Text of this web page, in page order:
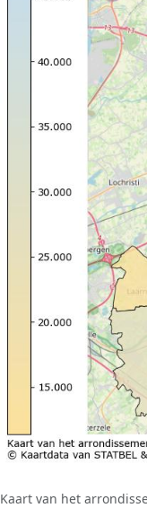
Kaart van het